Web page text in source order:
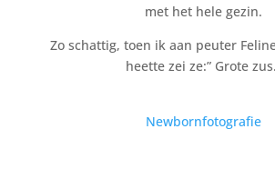
met het hele gezin.
Zo schattig, toen ik aan peuter
heette zei ze:” Grote
Newbornfotografie